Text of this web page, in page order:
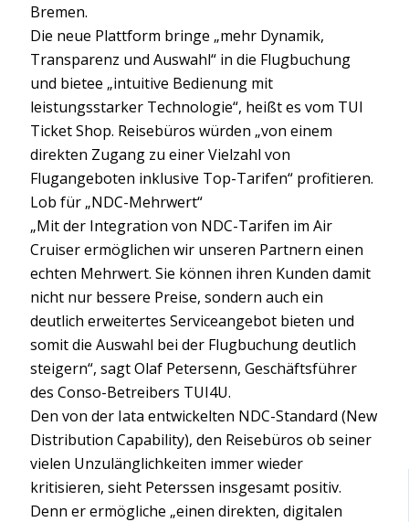
Bremen.
Die neue Plattform bringe „mehr Dynamik,
Transparenz und Auswahl“ in die Flugbuchung
und bietee „intuitive Bedienung mit
leistungsstarker Technologie“, heißt es vom TUI
Ticket Shop. Reisebüros würden „von einem
direkten Zugang zu einer Vielzahl von
Flugangeboten inklusive Top-Tarifen“ profitieren.
Lob für „NDC-Mehrwert“
„Mit der Integration von NDC-Tarifen im Air
Cruiser ermöglichen wir unseren Partnern einen
echten Mehrwert. Sie können ihren Kunden damit
nicht nur bessere Preise, sondern auch ein
deutlich erweitertes Serviceangebot bieten und
somit die Auswahl bei der Flugbuchung deutlich
steigern“, sagt Olaf Petersenn, Geschäftsführer
des Conso-Betreibers TUI4U.
Den von der Iata entwickelten NDC-Standard (New
Distribution Capability), den Reisebüros ob seiner
vielen Unzulänglichkeiten immer wieder
kritisieren, sieht Peterssen insgesamt positiv.
Denn er ermögliche „einen direkten, digitalen